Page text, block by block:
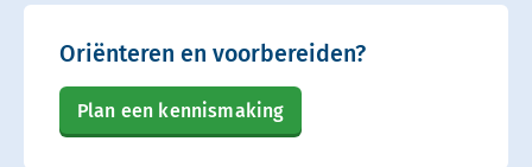
Oriënteren en voorbereiden?
Plan een kennismaking